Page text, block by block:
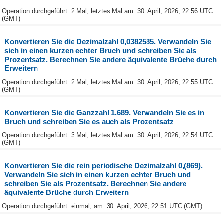
Operation durchgeführt: 2 Mal, letztes Mal am: 30. April, 2026, 22:56 UTC
(GMT)
Konvertieren Sie die Dezimalzahl 0,0382585. Verwandeln Sie
sich in einen kurzen echter Bruch und schreiben Sie als
Prozentsatz. Berechnen Sie andere äquivalente Brüche durch
Erweitern
Operation durchgeführt: 2 Mal, letztes Mal am: 30. April, 2026, 22:55 UTC
(GMT)
Konvertieren Sie die Ganzzahl 1.689. Verwandeln Sie es in
Bruch und schreiben Sie es auch als Prozentsatz
Operation durchgeführt: 3 Mal, letztes Mal am: 30. April, 2026, 22:54 UTC
(GMT)
Konvertieren Sie die rein periodische Dezimalzahl 0,(869).
Verwandeln Sie sich in einen kurzen echter Bruch und
schreiben Sie als Prozentsatz. Berechnen Sie andere
äquivalente Brüche durch Erweitern
Operation durchgeführt: einmal, am: 30. April, 2026, 22:51 UTC (GMT)